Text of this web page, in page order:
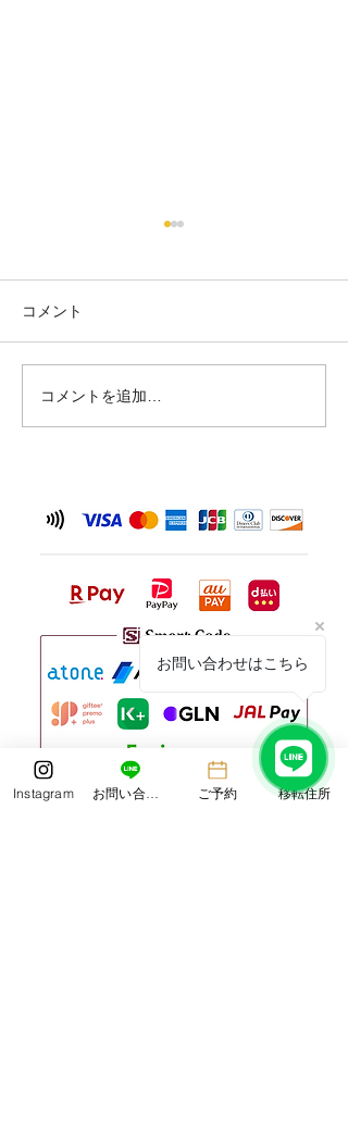
夏の訪れ🍉
コメント
コメントを追加…
Instagram お問い合わせ ご予約 移転住所
お問い合わせはこちら